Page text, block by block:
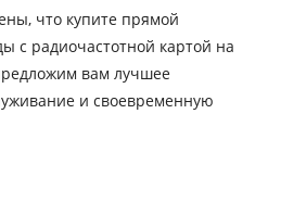
что купите прямой
с радиочастотной картой на
вам лучшее
и своевременную